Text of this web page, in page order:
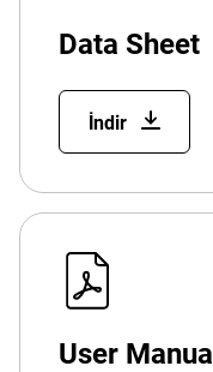
Data Sheet
İndir
User Manual